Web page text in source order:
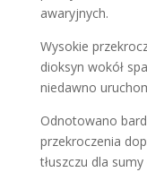
awaryjnych.
Wysokie
dioksyn wokół
niedawno
Odnotowano
przekroczenia
tłuszczu dla